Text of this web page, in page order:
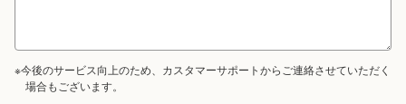
※今後のサービス向上のため、カスタマーサポートからご連絡させていただく
場合もございます。